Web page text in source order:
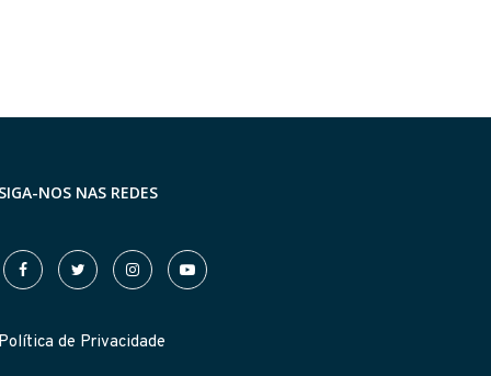
NOS NAS REDES
de Privacidade